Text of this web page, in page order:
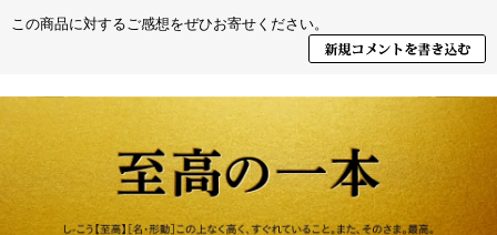
この商品に対するご感想をぜひお寄せください。